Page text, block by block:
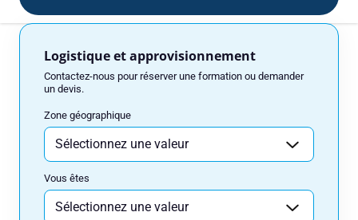
Logistique et approvisionnement
Contactez-nous pour réserver une formation ou demander
un devis.
Zone géographique
Vous êtes
Adresse e-mail